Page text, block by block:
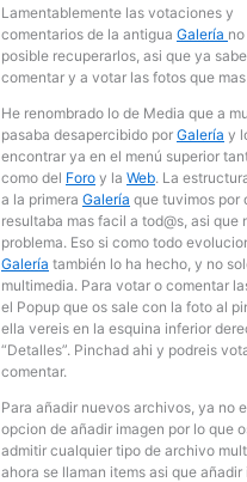
Lamentablemente las votaciones y
comentarios de la antigua Galería
posible recuperarlos, asi que ya
comentar y a votar las fotos que
He renombrado lo de Media que a
pasaba desapercibido por Galería y
encontrar ya en el menú superior
como del Foro y la Web. La
a la primera Galería que tuvimos por
resultaba mas facil a tod@s, asi que
problema. Eso si como todo
Galería también lo ha hecho, y no
multimedia. Para votar o comentar
el Popup que os sale con la foto al
ella vereis en la esquina inferior
“Detalles”. Pinchad ahi y podreis
comentar.
Para añadir nuevos archivos, ya no
opcion de añadir imagen por lo que
admitir cualquier tipo de archivo
ahora se llaman items asi que añadir